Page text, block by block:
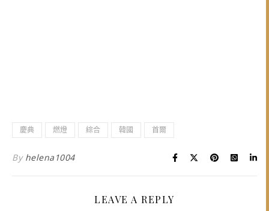
慶典 燃燈 綜合 韓國 首爾
By helena1004
LEAVE A REPLY